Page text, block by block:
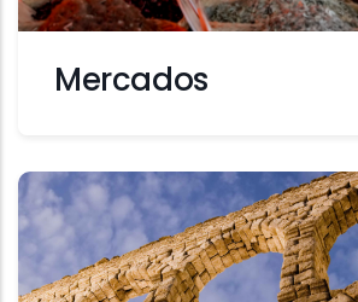
Mercados